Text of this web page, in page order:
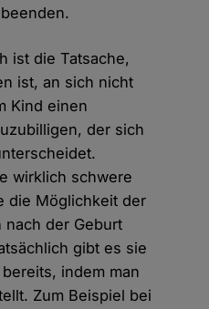
ist die Tatsache,
ist, an sich nicht
Kind einen
der sich
wirklich schwere
die Möglichkeit der
nach der Geburt
gibt es sie
indem man
Zum Beispiel bei